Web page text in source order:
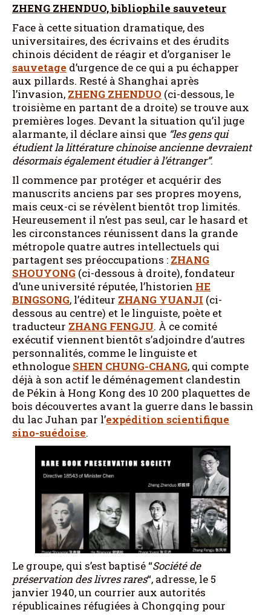
ZHENG ZHENDUO, bibliophile sauveteur
Face à cette situation dramatique, des
universitaires, des écrivains et des érudits
chinois décident de réagir et d’organiser le
sauvetage d’urgence de ce qui a pu échapper
aux pillards. Resté à Shanghai après
l’invasion, ZHENG ZHENDUO (ci-dessous, le
troisième en partant de a droite) se trouve aux
premières loges. Devant la situation qu’il juge
alarmante, il déclare ainsi que “les gens qui
étudient la littérature chinoise ancienne devraient
désormais également étudier à l’étranger”.
Il commence par protéger et acquérir des
manuscrits anciens par ses propres moyens,
mais ceux-ci se révèlent bientôt trop limités.
Heureusement il n’est pas seul, car le hasard et
les circonstances réunissent dans la grande
métropole quatre autres intellectuels qui
partagent ses préoccupations : ZHANG
SHOUYONG (ci-dessous à droite), fondateur
d’une université réputée, l’historien HE
BINGSONG, l’éditeur ZHANG YUANJI (ci-
dessous au centre) et le linguiste, poète et
traducteur ZHANG FENGJU. À ce comité
exécutif viennent bientôt s’adjoindre d’autres
personnalités, comme le linguiste et
ethnologue SHEN CHUNG-CHANG, qui compte
déjà à son actif le déménagement clandestin
de Pékin à Hong Kong des 10 200 plaquettes de
bois découvertes avant la guerre dans le bassin
du lac Juhan par l’expédition scientifique
sino-suédoise.
Le groupe, qui s’est baptisé “Société de
préservation des livres rares“, adresse, le 5
janvier 1940, un courrier aux autorités
républicaines réfugiées à Chongqing pour